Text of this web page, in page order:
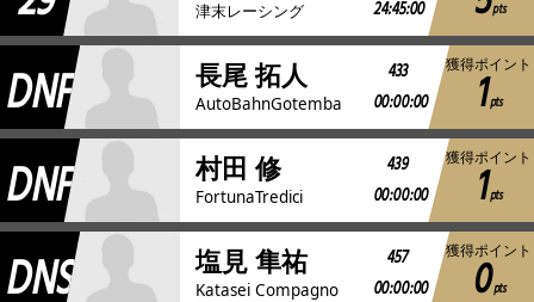
津末レーシング 24:45:00 pts
DNF 長尾 拓人
AutoBahnGotemba
433
00:00:00
獲得ポイント
1pts
DNF 村田 修
FortunaTredici
439
00:00:00
獲得ポイント
1pts
DNS 塩見 隼祐
Katasei Compagno
457
00:00:00
獲得ポイント
0pts